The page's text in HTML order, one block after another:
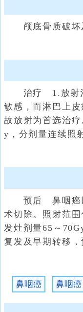
颅底骨质破坏
治疗 1.放射治
敏感，而淋巴上皮
故放射为首选治
y，分剂量连续
预后 鼻咽癌以
术切除。照射范
发灶剂量65～
复发及早期转移
鼻咽癌 鼻咽